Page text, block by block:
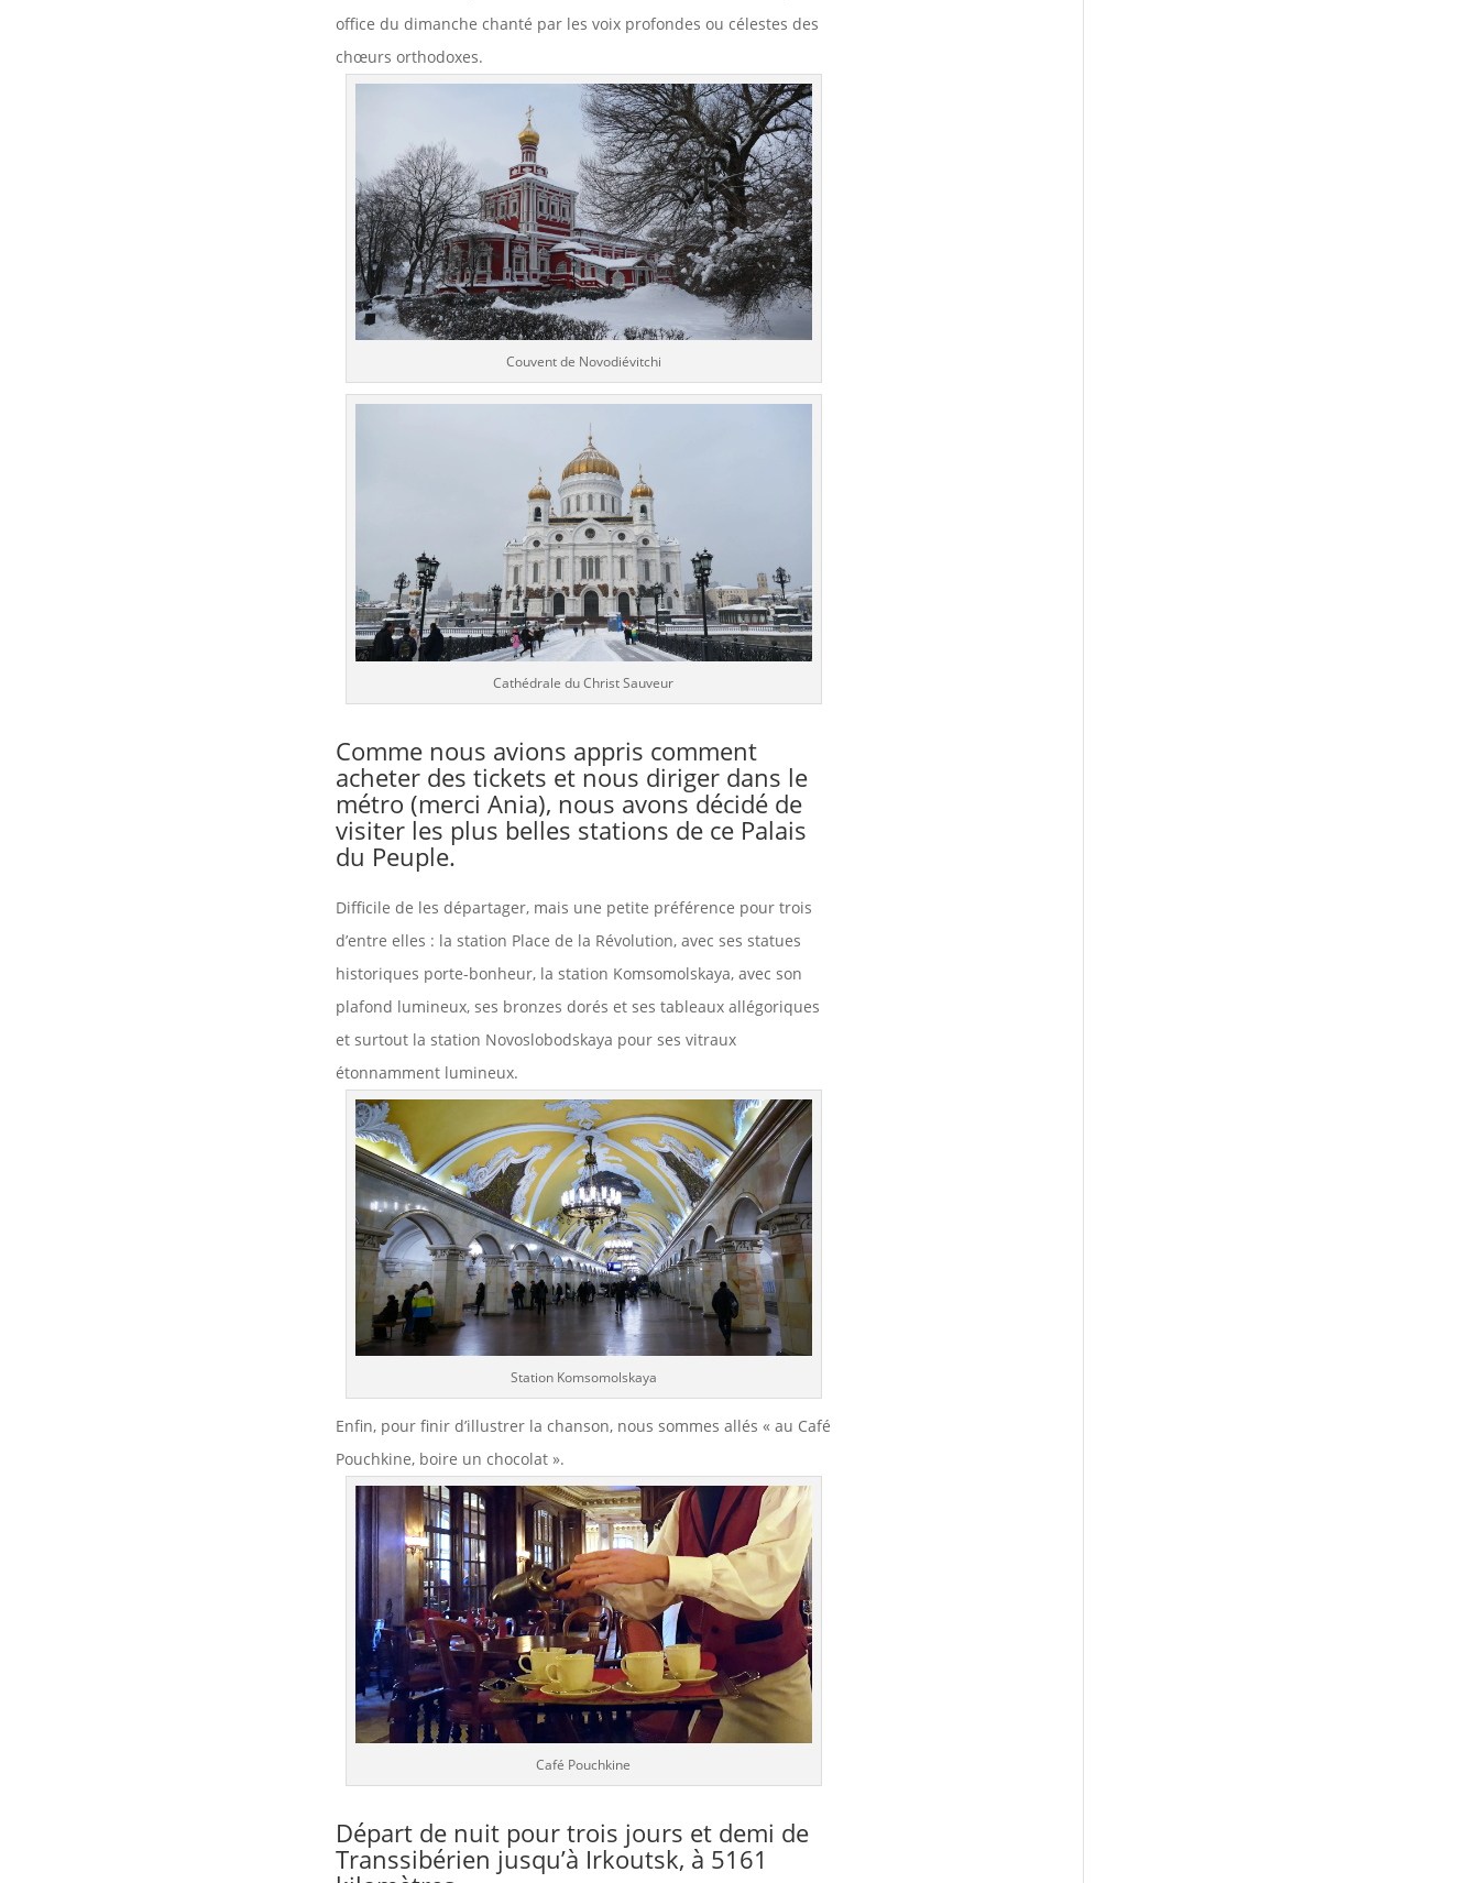
office du dimanche chanté par les voix profondes ou célestes des
chœurs orthodoxes.
Couvent de Novodiévitchi
Cathédrale du Christ Sauveur
Comme nous avions appris comment
acheter des tickets et nous diriger dans le
métro (merci Ania), nous avons décidé de
visiter les plus belles stations de ce Palais
du Peuple.
Difficile de les départager, mais une petite préférence pour trois
d’entre elles : la station Place de la Révolution, avec ses statues
historiques porte-bonheur, la station Komsomolskaya, avec son
plafond lumineux, ses bronzes dorés et ses tableaux allégoriques
et surtout la station Novoslobodskaya pour ses vitraux
étonnamment lumineux.
Station Komsomolskaya
Enfin, pour finir d’illustrer la chanson, nous sommes allés « au Café
Pouchkine, boire un chocolat ».
Café Pouchkine
Départ de nuit pour trois jours et demi de
Transsibérien jusqu’à Irkoutsk, à 5161